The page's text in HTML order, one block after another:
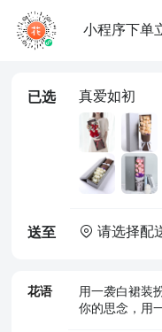
小程序下单
已选 真爱如初
送至 请选择配
花语
用一袭白裙装
你的思念，用